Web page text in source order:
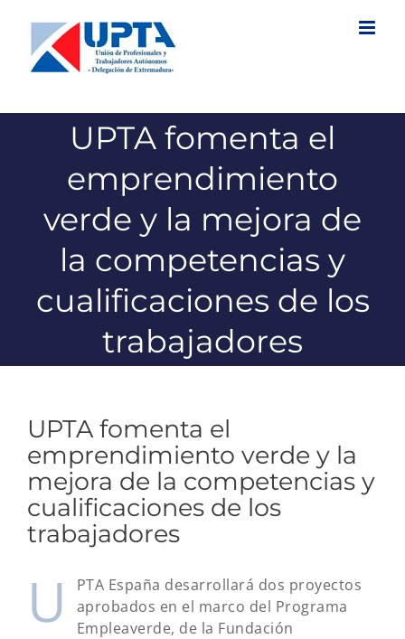
contenido
UPTA fomenta el
emprendimiento
verde y la mejora de
la competencias y
cualificaciones de los
trabajadores
UPTA fomenta el
emprendimiento verde y la
mejora de la competencias y
cualificaciones de los
trabajadores
U
PTA España desarrollará dos proyectos
aprobados en el marco del Programa
Empleaverde, de la Fundación